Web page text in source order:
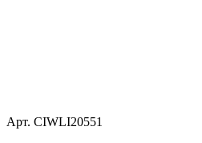
Арт. CIWLI20551